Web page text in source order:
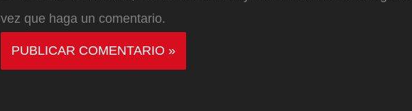
vez que haga un comentario.